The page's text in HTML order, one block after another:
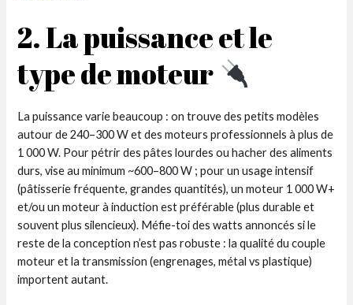
2. La puissance et le
type de moteur
La puissance varie beaucoup : on trouve des petits modèles
autour de 240–300 W et des moteurs professionnels à plus de
1 000 W. Pour pétrir des pâtes lourdes ou hacher des aliments
durs, vise au minimum ~600–800 W ; pour un usage intensif
(pâtisserie fréquente, grandes quantités), un moteur 1 000 W+
et/ou un moteur à induction est préférable (plus durable et
souvent plus silencieux). Méfie-toi des watts annoncés si le
reste de la conception n’est pas robuste : la qualité du couple
moteur et la transmission (engrenages, métal vs plastique)
importent autant.